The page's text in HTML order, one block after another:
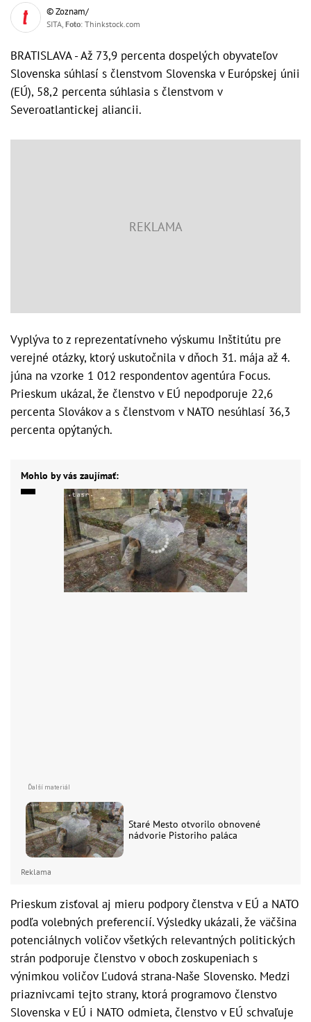
© Zoznam/
SITA, Foto: Thinkstock.com
BRATISLAVA - Až 73,9 percenta dospelých obyvateľov
Slovenska súhlasí s členstvom Slovenska v Európskej únii
(EÚ), 58,2 percenta súhlasia s členstvom v
Severoatlantickej aliancii.
Vyplýva to z reprezentatívneho výskumu Inštitútu pre
verejné otázky, ktorý uskutočnila v dňoch 31. mája až 4.
júna na vzorke 1 012 respondentov agentúra Focus.
Prieskum ukázal, že členstvo v EÚ nepodporuje 22,6
percenta Slovákov a s členstvom v NATO nesúhlasí 36,3
percenta opýtaných.
Mohlo by vás zaujímať:
Staré Mesto otvorilo obnovené
nádvorie Pistoriho paláca
Reklama
Prieskum zisťoval aj mieru podpory členstva v EÚ a NATO
podľa volebných preferencií. Výsledky ukázali, že väčšina
potenciálnych voličov všetkých relevantných politických
strán podporuje členstvo v oboch zoskupeniach s
výnimkou voličov Ľudová strana-Naše Slovensko. Medzi
priaznivcami tejto strany, ktorá programovo členstvo
Slovenska v EÚ i NATO odmieta, členstvo v EÚ schvaľuje